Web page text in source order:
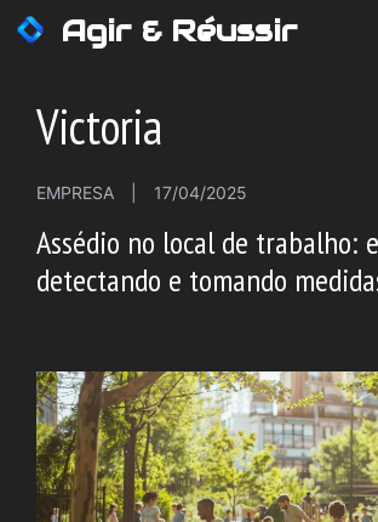
Saltar
para
conteúdo
Agir & Réussir
Victoria
EMPRESA 17/04/2025
Assédio no local de trabalho:
detectando e tomando